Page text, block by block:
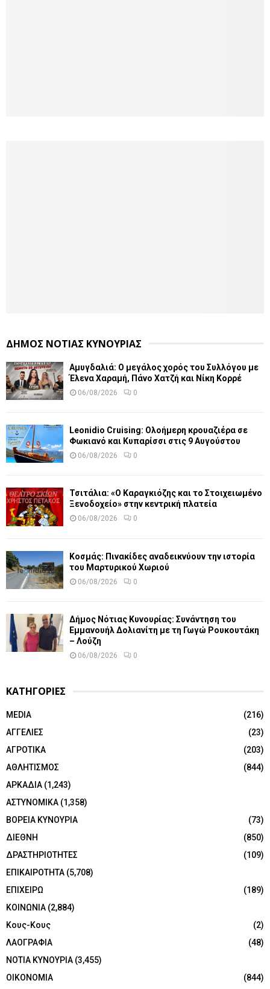
ΔΗΜΟΣ ΝΟΤΙΑΣ ΚΥΝΟΥΡΙΑΣ
Αμυγδαλιά: Ο μεγάλος χορός του Συλλόγου με
Έλενα Χαραμή, Πάνο Χατζή και Νίκη Κορρέ
06/08/2026 0
Leonidio Cruising: Ολοήμερη κρουαζιέρα σε
Φωκιανό και Κυπαρίσσι στις 9 Αυγούστου
06/08/2026 0
Τσιτάλια: «Ο Καραγκιόζης και το Στοιχειωμένο
Ξενοδοχείο» στην κεντρική πλατεία
06/08/2026 0
Κοσμάς: Πινακίδες αναδεικνύουν την ιστορία
του Μαρτυρικού Χωριού
06/08/2026 0
Δήμος Νότιας Κυνουρίας: Συνάντηση του
Εμμανουήλ Δολιανίτη με τη Γωγώ Ρουκουτάκη
– Λούζη
06/08/2026 0
ΚΑΤΗΓΟΡΙΕΣ
MEDIA
(216)
ΑΓΓΕΛΙΕΣ
(23)
ΑΓΡΟΤΙΚΑ
(203)
ΑΘΛΗΤΙΣΜΟΣ
(844)
ΑΡΚΑΔΙΑ (1,243)
ΑΣΤΥΝΟΜΙΚΑ (1,358)
ΒΟΡΕΙΑ ΚΥΝΟΥΡΙΑ
(73)
ΔΙΕΘΝΗ
(850)
ΔΡΑΣΤΗΡΙΟΤΗΤΕΣ
(109)
ΕΠΙΚΑΙΡΟΤΗΤΑ (5,708)
ΕΠΙΧΕΙΡΩ
(189)
ΚΟΙΝΩΝΙΑ (2,884)
Κους-Κους
(2)
ΛΑΟΓΡΑΦΙΑ
(48)
ΝΟΤΙΑ ΚΥΝΟΥΡΙΑ (3,455)
ΟΙΚΟΝΟΜΙΑ
(844)